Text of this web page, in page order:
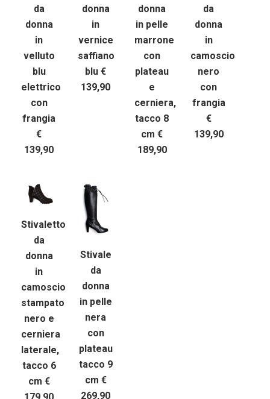
da
donna
in
velluto
blu
elettrico
con
frangia
€
139,90
donna
in
vernice
saffiano
blu €
139,90
donna
in pelle
marrone
con
plateau
e
cerniera,
tacco 8
cm €
189,90
da
donna
in
camoscio
nero
con
frangia
€
139,90
Stivaletto
da
donna
in
camoscio
stampato
nero e
cerniera
laterale,
tacco 6
cm €
Stivale
da
donna
in pelle
nera
con
plateau
tacco 9
cm €
269,90